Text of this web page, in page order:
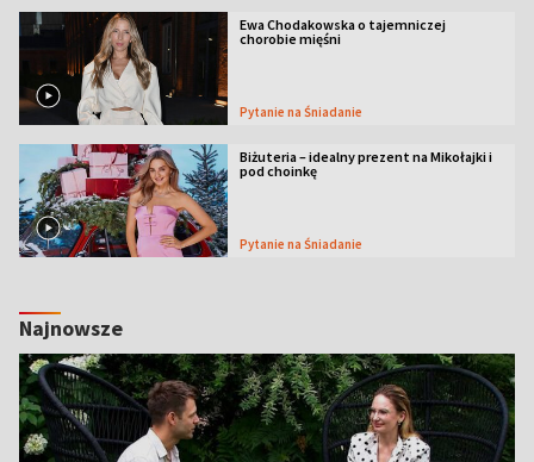
Ewa Chodakowska o tajemniczej
chorobie mięśni
Pytanie na Śniadanie
Biżuteria – idealny prezent na Mikołajki i
pod choinkę
Pytanie na Śniadanie
Najnowsze